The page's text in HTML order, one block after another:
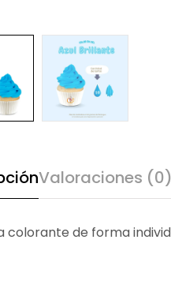
Valoraciones (0)
colorante de forma